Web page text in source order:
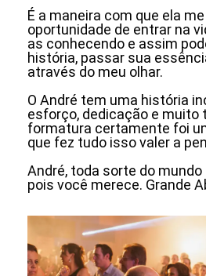
É a maneira com que ela
oportunidade de entrar na
as conhecendo e assim
história, passar sua
através do meu olhar.
O André tem uma história
esforço, dedicação e muito
formatura certamente foi
que fez tudo isso valer a
André, toda sorte do
pois você merece. Grande